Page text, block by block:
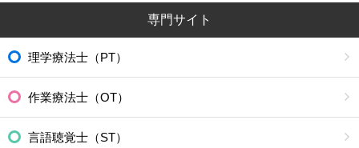
専門サイト
理学療法士（PT）
作業療法士（OT）
言語聴覚士（ST）